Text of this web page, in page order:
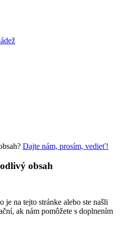
Dajte nám, prosím, vedieť!
obsah
na tejto stránke alebo ste našli
ak nám pomôžete s doplnením